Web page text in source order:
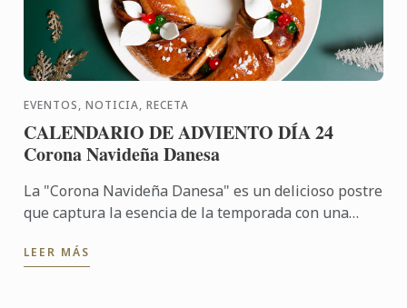
EVENTOS, NOTICIA, RECETA
CALENDARIO DE ADVIENTO DÍA 24
Corona Navideña Danesa
La "Corona Navideña Danesa" es un delicioso postre
que captura la esencia de la temporada con una
enriquecida con ...
LEER MÁS